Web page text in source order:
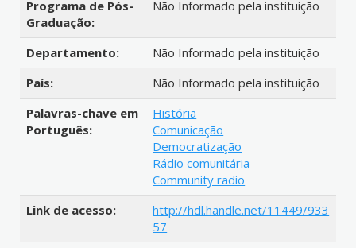
Programa de Pós-
Graduação:
Não Informado pela instituição
Departamento:
Não Informado pela instituição
País:
Não Informado pela instituição
Palavras-chave em
Português:
História
Comunicação
Democratização
Rádio comunitária
Community radio
Link de acesso:
http://hdl.handle.net/11449/933
57